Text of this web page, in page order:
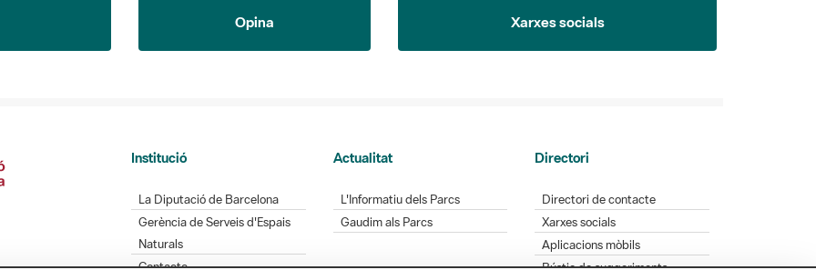
Opina Xarxes socials
Institució
La Diputació de Barcelona
Gerència de Serveis d'Espais
Naturals
Contacte
Actualitat
L'Informatiu dels Parcs
Gaudim als Parcs
Directori
Directori de contacte
Xarxes socials
Aplicacions mòbils
Bústia de suggeriments